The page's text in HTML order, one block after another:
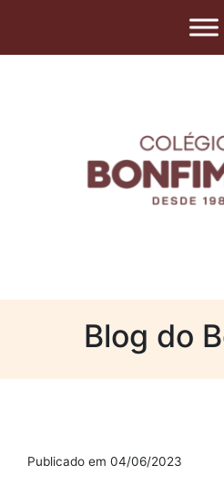
Blog do
Publicado em 04/06/2023